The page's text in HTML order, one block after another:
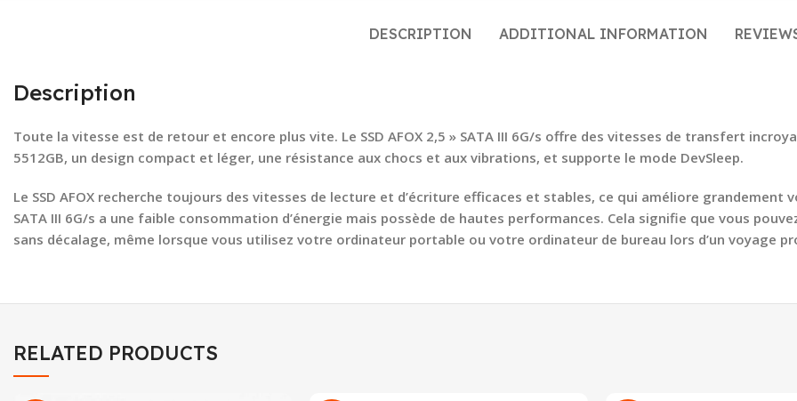
DESCRIPTION ADDITIONAL INFORMATION
Description
Toute la vitesse est de retour et encore plus vite. Le SSD AFOX 2,5 » SATA III 6G/s offre des vitesses de transfert
5512GB, un design compact et léger, une résistance aux chocs et aux vibrations, et supporte le mode DevSleep.
Le SSD AFOX recherche toujours des vitesses de lecture et d’écriture efficaces et stables, ce qui améliore grandement
SATA III 6G/s a une faible consommation d’énergie mais possède de hautes performances. Cela signifie que vous
sans décalage, même lorsque vous utilisez votre ordinateur portable ou votre ordinateur de bureau lors d’un voyage
RELATED PRODUCTS